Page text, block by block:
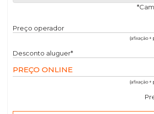
Preço operador
(afixação
Desconto aluguer*
PREÇO ONLINE
(afixação